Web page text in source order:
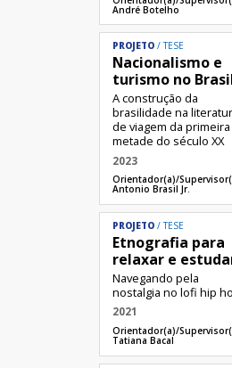
André Botelho
PROJETO TESE
Nacionalismo e
turismo no
A construção da
brasilidade na
de viagem da primeira
metade do século XX
2023
Orientador(a)/
Antonio Brasil Jr.
PROJETO TESE
Etnografia para
relaxar e
Navegando pela
nostalgia no lofi hip
2021
Orientador(a)/
Tatiana Bacal